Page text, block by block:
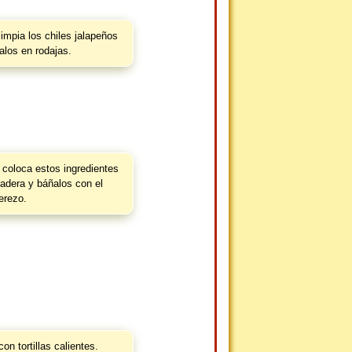
los chiles jalapeños
en rodajas.
estos ingredientes
y báñalos con el
tortillas calientes.